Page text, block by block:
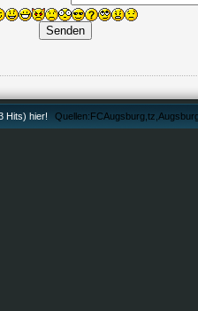
Hits) hier!